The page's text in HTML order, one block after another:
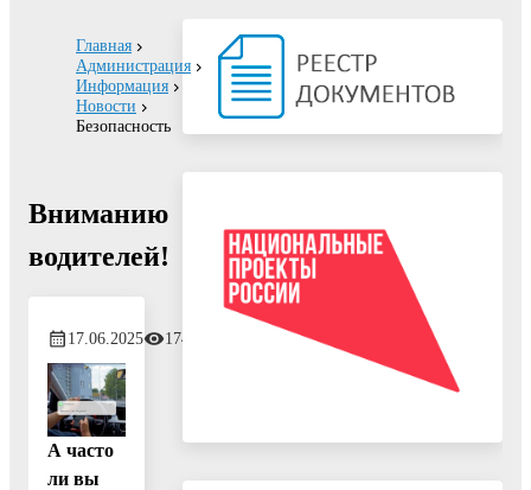
Главная
Администрация
Информация
Новости
Безопасность
Вниманию
водителей!
17.06.2025 174
А часто
ли вы